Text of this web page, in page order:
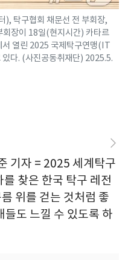
), 탁구협회 채문선 전 부회장,
회장이 18일(현지시간) 카타르
서 열린 2025 국제탁구연맹(IT
다. (사진공동취재단) 2025.5.
기자 = 2025 세계탁구
찾은 한국 탁구 레전
위를 걷는 것처럼 좋
도 느낄 수 있도록 하